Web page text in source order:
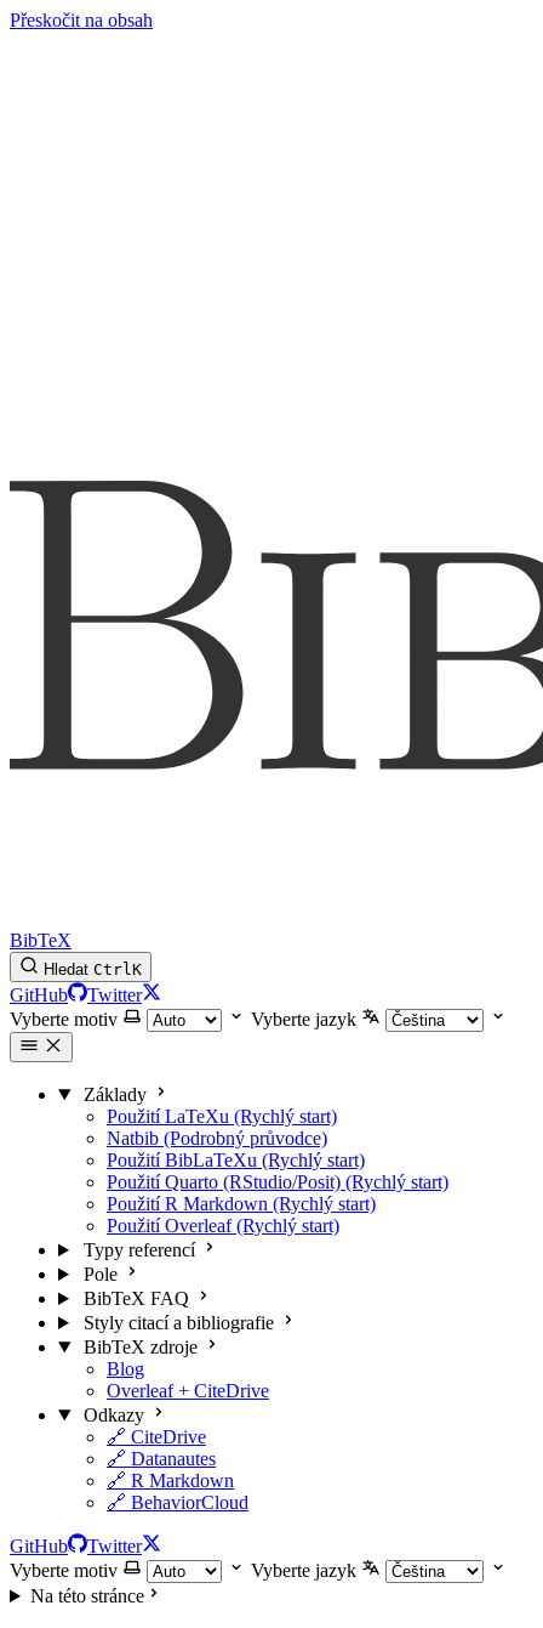
Přeskočit na obsah
BibTeX
Hledat CtrlK
GitHub
Twitter
Vyberte motiv
Vyberte jazyk
Základy
Použití LaTeXu (Rychlý start)
Natbib (Podrobný průvodce)
Použití BibLaTeXu (Rychlý start)
Použití Quarto (RStudio/Posit) (Rychlý start)
Použití R Markdown (Rychlý start)
Použití Overleaf (Rychlý start)
Typy referencí
Pole
BibTeX FAQ
Styly citací a bibliografie
BibTeX zdroje
Blog
Overleaf + CiteDrive
Odkazy
🔗 CiteDrive
🔗 Datanautes
🔗 R Markdown
🔗 BehaviorCloud
GitHub
Twitter
Vyberte motiv
Vyberte jazyk
Na této stránce